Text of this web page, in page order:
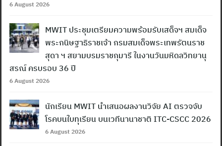
6 August 2026
MWIT ประชุมเตรียมความพร้อมรับเสด็จฯ สมเด็จ
พระกนิษฐาธิราชเจ้า กรมสมเด็จพระเทพรัตนราช
สุดา ฯ สยามบรมราชกุมารี ในงานวันมหิดลวิทยานุ
สรณ์ ครบรอบ 36 ปี
6 August 2026
นักเรียน MWIT นำเสนอผลงานวิจัย AI ตรวจจับ
โรคบนใบทุเรียน บนเวทีนานาชาติ ITC-CSCC 2026
6 August 2026